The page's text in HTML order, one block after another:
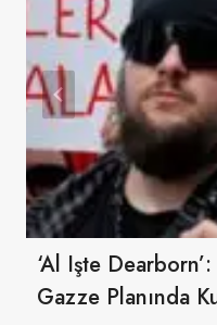
‘Al Işte
Gazze Planında